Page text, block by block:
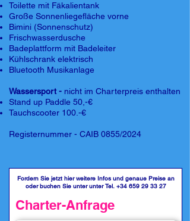
Toilette mit Fäkalientank
Große Sonnenliegefläche vorne
Bimini (Sonnenschutz)
Frischwasserdusche
Badeplattform mit Badeleiter
Kühlschrank elektrisch
Bluetooth Musikanlage
Wassersport - nicht im Charterpreis enthalten
Stand up Paddle 50,-€
Tauchscooter 100.-€
Registernummer - CAIB 0855/2024
Fordern Sie jetzt hier weitere Infos und genaue Preise an
oder buchen Sie unter unter Tel. +34 659 29 33 27
Charter-Anfrage